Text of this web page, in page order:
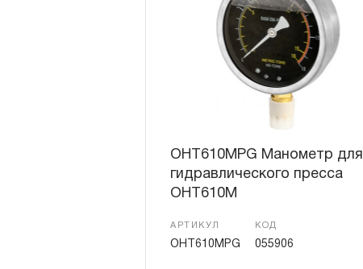
OHT610MPG Манометр для
гидравлического пресса
OHT610М
АРТИКУЛ
OHT610MPG
КОД
055906